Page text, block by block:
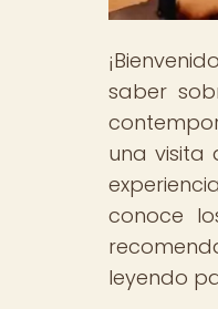
saber
una visita
conoce
leyendo